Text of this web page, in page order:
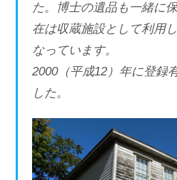
た。博士の遺品も一緒に
在は収蔵施設として利用
なっています。
2000（平成12）年に登録
した。